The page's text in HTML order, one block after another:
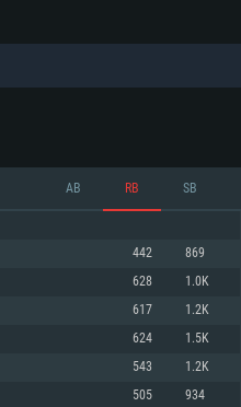
AB RB SB
442 869
628 1.0K
617 1.2K
624 1.5K
543 1.2K
505 934